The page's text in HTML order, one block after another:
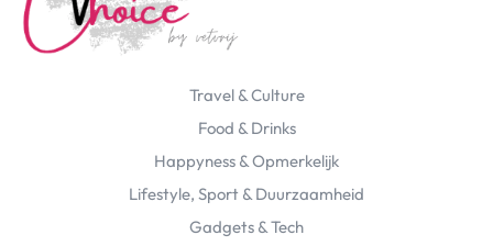
Travel & Culture
Food & Drinks
Happyness & Opmerkelijk
Lifestyle, Sport & Duurzaamheid
Gadgets & Tech